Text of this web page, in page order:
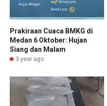
Prakiraan Cuaca BMKG di
Medan 6 Oktober: Hujan
Siang dan Malam
3 year ago